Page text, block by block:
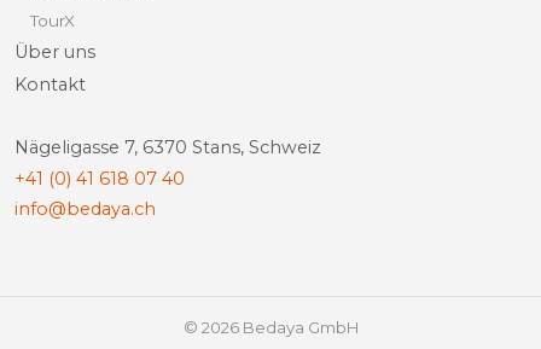
TourX
Über uns
Kontakt
Nägeligasse 7, 6370 Stans, Schweiz
+41 (0) 41 618 07 40
info@bedaya.ch
© 2026 Bedaya GmbH